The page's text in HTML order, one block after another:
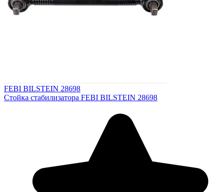
FEBI BILSTEIN 28698
Стойка стабилизатора FEBI BILSTEIN 28698